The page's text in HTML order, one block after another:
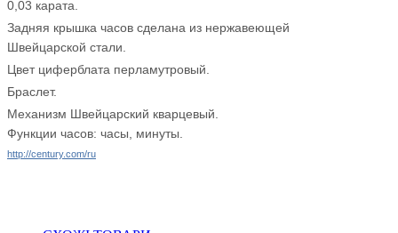
0,03 карата.
Задняя крышка часов сделана из нержавеющей
Швейцарской стали.
Цвет циферблата перламутровый.
Браслет.
Механизм Швейцарский кварцевый.
Функции часов: часы, минуты.
http://century.com/ru